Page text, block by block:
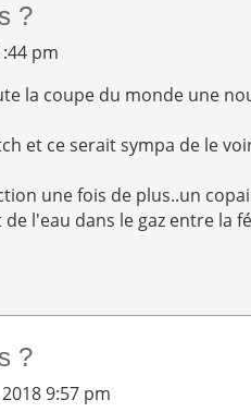
?
pm
la coupe du monde une
et ce serait sympa de le
une fois de plus..un
l'eau dans le gaz entre la
?
9:57 pm